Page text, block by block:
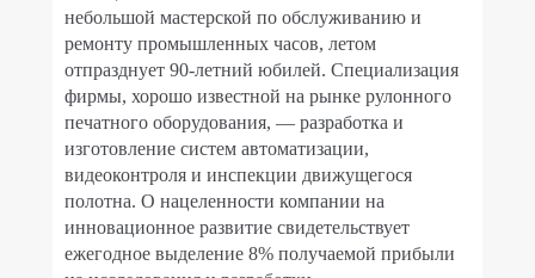
небольшой мастерской по обслуживанию и
ремонту промышленных часов, летом
отпразднует 90-летний юбилей. Специализация
фирмы, хорошо известной на рынке рулонного
печатного оборудования, — разработка и
изготовление систем автоматизации,
видеоконтроля и инспекции движущегося
полотна. О нацеленности компании на
инновационное развитие свидетельствует
ежегодное выделение 8% получаемой прибыли